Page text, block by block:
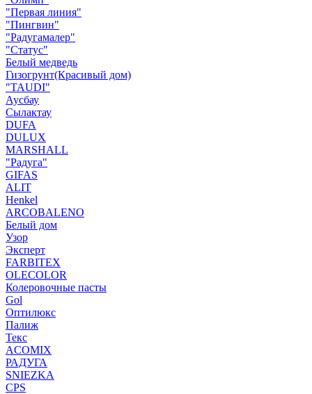
"Первая линия"
"Пингвин"
"Радугамалер"
"Статус"
Белый медведь
Гизогрунт(Красивый дом)
"TAUDI"
Аусбау
Сылактау
DUFA
DULUX
MARSHALL
"Радуга"
GIFAS
ALIT
Henkel
ARCOBALENO
Белый дом
Узор
Эксперт
FARBITEX
OLECOLOR
Колеровочные пасты
Gol
Оптилюкс
Палиж
Текс
ACOMIX
РАДУГА
SNIEZKA
CPS